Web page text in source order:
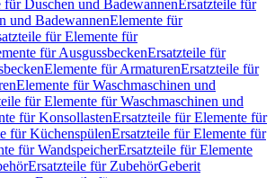
für Duschen und BadewannenErsatzteile für
und BadewannenElemente für
für Elemente für
für AusgussbeckenErsatzteile für
Elemente für ArmaturenErsatzteile für
Elemente für Waschmaschinen und
für Elemente für Waschmaschinen und
für KonsollastenErsatzteile für Elemente für
für KüchenspülenErsatzteile für Elemente für
für WandspeicherErsatzteile für Elemente
Ersatzteile für ZubehörGeberit